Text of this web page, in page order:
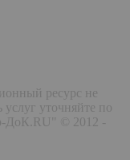
ресурс не
уточняйте по
ДоК.RU" © 2012 -